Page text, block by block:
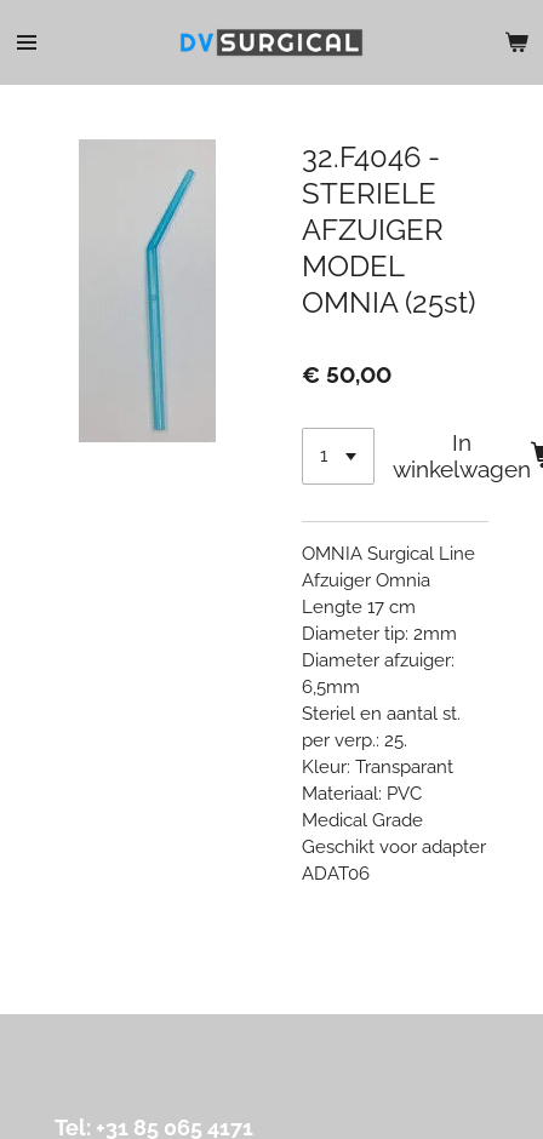
direct
32.F4046 -
STERIELE
AFZUIGER
MODEL
OMNIA (25st)
€ 50,00
In
winkelwagen
OMNIA Surgical Line
Afzuiger Omnia
Lengte 17 cm
Diameter tip: 2mm
Diameter afzuiger:
6,5mm
Steriel en aantal st.
per verp.: 25.
Kleur: Transparant
Materiaal: PVC
Medical Grade
Geschikt voor adapter
ADAT06
Tel: +31 85 065 4171